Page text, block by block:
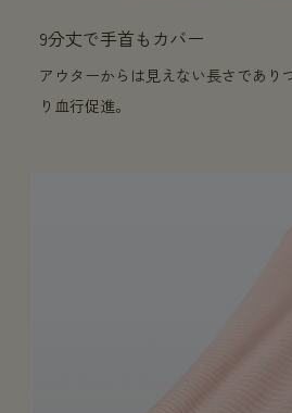
9分丈で手首もカバー
アウターからは見えない長さであり
り血行促進。